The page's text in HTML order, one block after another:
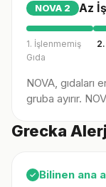
NOVA 2 Az
1. İşlenmemiş
Gıda
NOVA,
gruba ayırır.
Grecka
✓ Bilinen ana